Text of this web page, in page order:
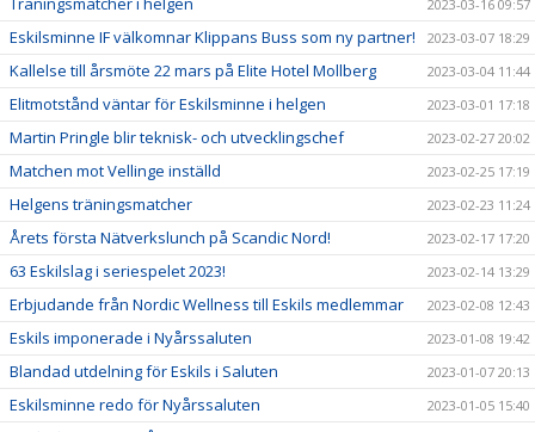
2023-03-16 09:57
Eskilsminne IF välkomnar Klippans Buss som ny partner! 2023-03-07 18:29
Kallelse till årsmöte 22 mars på Elite Hotel Mollberg 2023-03-04 11:44
Elitmotstånd väntar för Eskilsminne i helgen 2023-03-01 17:18
Martin Pringle blir teknisk- och utvecklingschef 2023-02-27 20:02
Matchen mot Vellinge inställd 2023-02-25 17:19
Helgens träningsmatcher 2023-02-23 11:24
Årets första Nätverkslunch på Scandic Nord! 2023-02-17 17:20
63 Eskilslag i seriespelet 2023! 2023-02-14 13:29
Erbjudande från Nordic Wellness till Eskils medlemmar 2023-02-08 12:43
Eskils imponerade i Nyårssaluten 2023-01-08 19:42
Blandad utdelning för Eskils i Saluten 2023-01-07 20:13
Eskilsminne redo för Nyårssaluten 2023-01-05 15:40